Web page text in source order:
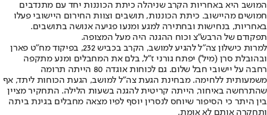
המושב היא באחריות הקרב שניהלה כיתת הכוננות יחד עם מתנדבים
חמושים מהיישוב. כיתת הכוננות, תושבים וצוות החירום היישובי פעלו
באחריות, בנחישות ובחתירה למגע ומנעו פגיעה אנושה בתושבים.
תפקודם של הרבש״צ וכוח ההגנה היה מעל המצופה.
למרות כישלון צה"ל להגיע למושב, הקרב בכביש 232, בפיקוד מח”ט פארן
ובהובלת סרן (מיל’) יפתח גורני ז״ל, בלם את המחבלים ומנע מתקפה
רחבה על יישובי חבל שלום. גם לכוחות אוגדה 80 הייתה תרומה
משמעותית ללחימה. מבחינת הגעת צה"ל למושב, הגעת הכוחות ליתד, אף
שהתרחשה באיחור, הייתה קריטית להגנה בשעות הלילה. התחקיר מציין
בין היתר כי הסיפור שיוחס לנסרין יוסף לפיו מצאה מחבלים בגינת ביתה
ותחקרה אותם לא אומת.